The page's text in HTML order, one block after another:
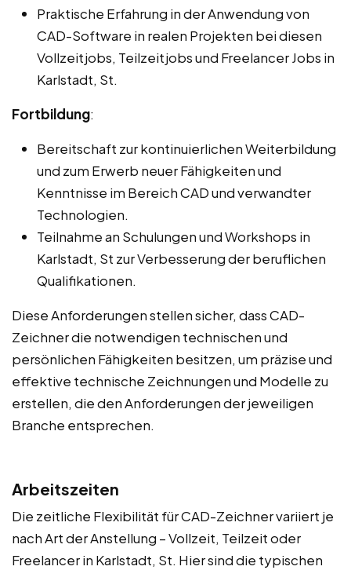
Praktische Erfahrung in der Anwendung von
CAD-Software in realen Projekten bei diesen
Vollzeitjobs, Teilzeitjobs und Freelancer Jobs in
Karlstadt, St.
Fortbildung:
Bereitschaft zur kontinuierlichen Weiterbildung
und zum Erwerb neuer Fähigkeiten und
Kenntnisse im Bereich CAD und verwandter
Technologien.
Teilnahme an Schulungen und Workshops in
Karlstadt, St zur Verbesserung der beruflichen
Qualifikationen.
Diese Anforderungen stellen sicher, dass CAD-
Zeichner die notwendigen technischen und
persönlichen Fähigkeiten besitzen, um präzise und
effektive technische Zeichnungen und Modelle zu
erstellen, die den Anforderungen der jeweiligen
Branche entsprechen.
Arbeitszeiten
Die zeitliche Flexibilität für CAD-Zeichner variiert je
nach Art der Anstellung – Vollzeit, Teilzeit oder
Freelancer in Karlstadt, St. Hier sind die typischen